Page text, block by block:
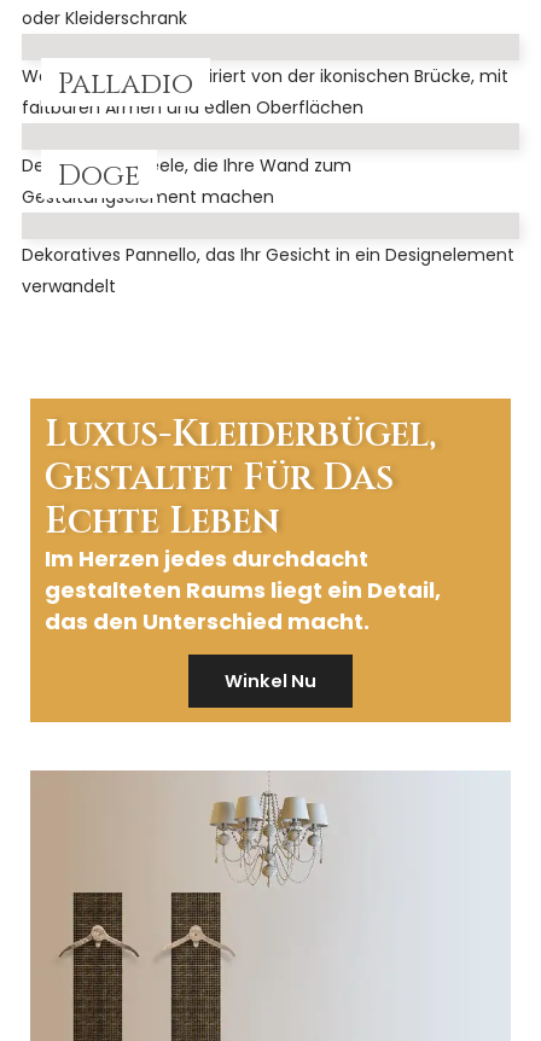
oder Kleiderschrank
Wandgarderoben inspiriert von der ikonischen Brücke, mit
faltbaren Armen und edlen Oberflächen
Palladio
Dekorative Paneele, die Ihre Wand zum
Gestaltungselement machen
Doge
Dekoratives Pannello, das Ihr Gesicht in ein Designelement
verwandelt
Luxus-Kleiderbügel,
Gestaltet Für Das
Echte Leben
Im Herzen jedes durchdacht
gestalteten Raums liegt ein Detail,
das den Unterschied macht.
Winkel Nu